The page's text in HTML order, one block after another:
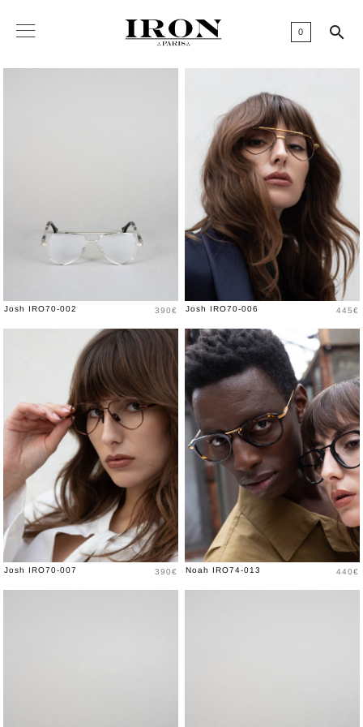
0 
Josh IRO70-002 Prix
390€ Josh IRO70-006 Prix
445€
Josh IRO70-007 Prix
390€ Noah IRO74-013 Prix
440€